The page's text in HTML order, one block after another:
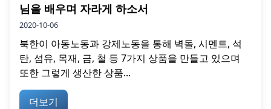
님을 배우며 자라게 하소서
2020-10-06
북한이 아동노동과 강제노동을 통해 벽돌, 시멘트, 석
탄, 섬유, 목재, 금, 철 등 7가지 상품을 만들고 있으며
또한 그렇게 생산한 상품...
더보기